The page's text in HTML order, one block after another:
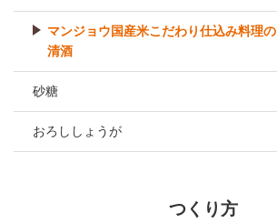
マンジョウ国産米こだわり仕込み料理の
清酒
砂糖
おろししょうが
つくり方